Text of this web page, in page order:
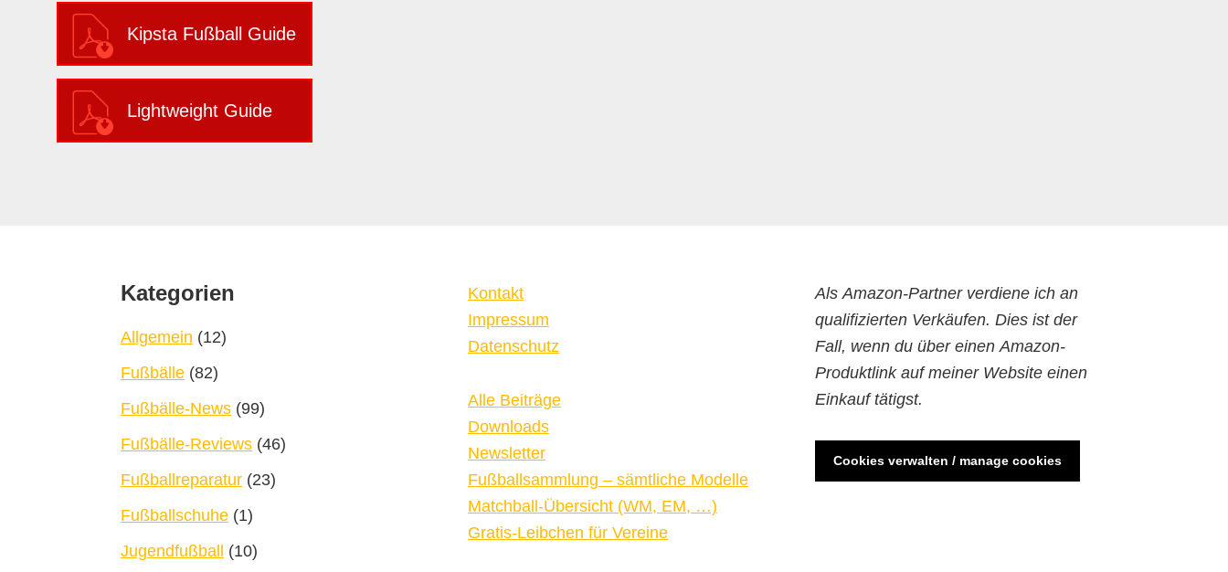
Kipsta Fußball Guide
Lightweight Guide
Kategorien
Allgemein (12)
Fußbälle (82)
Fußbälle-News (99)
Fußbälle-Reviews (46)
Fußballreparatur (23)
Fußballschuhe (1)
Jugendfußball
(10)
Kontakt
Impressum
Datenschutz
Alle Beiträge
Downloads
Newsletter
Fußballsammlung – sämtliche Modelle
Matchball-Übersicht (WM, EM, …)
Gratis-Leibchen für Vereine
Als Amazon-Partner verdiene ich an
qualifizierten Verkäufen. Dies ist der
Fall, wenn du über einen Amazon-
Produktlink auf meiner Website einen
Einkauf tätigst.
Cookies verwalten / manage cookies